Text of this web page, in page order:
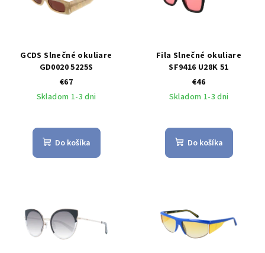
GCDS Slnečné okuliare
GD0020 5225S
€67
Skladom 1-3 dni
Do košíka
Fila Slnečné okuliare
SF9416 U28K 51
€46
Skladom 1-3 dni
Do košíka